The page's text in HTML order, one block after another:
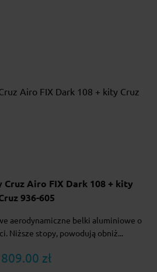
Cruz Airo FIX Dark 108 + kity
936-605
aerodynamiczne belki aluminiowe o
Niższe stopy, powodują obniż...
809.00 zł